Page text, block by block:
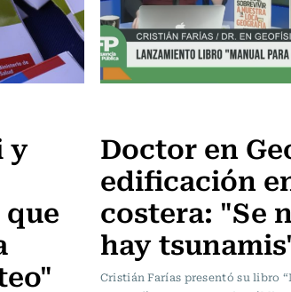
y Doctor en
edificación
costera: "Se
hay
Cristián Farías presentó su libro